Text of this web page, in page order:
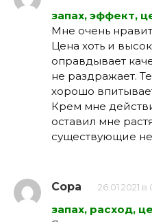
запах, эффект,
Мне очень
Цена хоть и
оправдывает
не раздражает.
хорошо
Крем мне
оставил мне
существующие не
Сора 26.01.2021 в
запах, расход,